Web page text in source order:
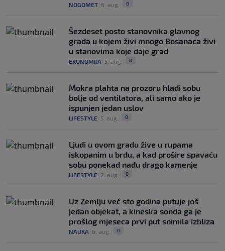
NOGOMET 6. aug. 0
Šezdeset posto stanovnika glavnog
grada u kojem živi mnogo Bosanaca živi
u stanovima koje daje grad
EKONOMIJA 5. aug. 0
Mokra plahta na prozoru hladi sobu
bolje od ventilatora, ali samo ako je
ispunjen jedan uslov
LIFESTYLE 5. aug. 0
Ljudi u ovom gradu žive u rupama
iskopanim u brdu, a kad prošire spavaću
sobu ponekad nađu drago kamenje
LIFESTYLE 2. aug. 0
Uz Zemlju već sto godina putuje još
jedan objekat, a kineska sonda ga je
prošlog mjeseca prvi put snimila izbliza
NAUKA 6. aug. 0